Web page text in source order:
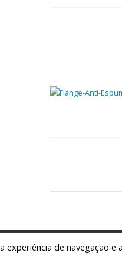
experiência de navegação